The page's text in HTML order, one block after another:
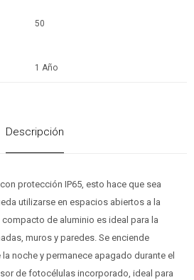
50
1 Año
Descripción
protección IP65, esto hace que sea
utilizarse en espacios abiertos a la
de aluminio es ideal para la
muros y paredes. Se enciende
noche y permanece apagado durante el
de fotocélulas incorporado, ideal para